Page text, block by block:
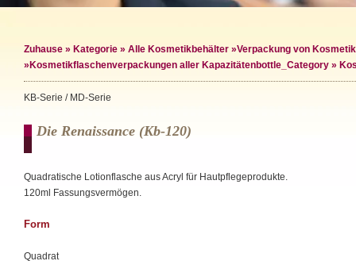
Zuhause » Kategorie » Alle Kosmetikbehälter »Verpackung von
» Kosmetikflaschenverpackungen aller Kapazitätenbottle_Category »
KB-Serie / MD-Serie
Die Renaissance (kb-120)
Quadratische Lotionflasche aus Acryl für Hautpflegeprodukte.
120ml Fassungsvermögen.
Form
Quadrat